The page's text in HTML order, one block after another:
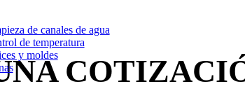
de canales de agua
de temperatura
y moldes